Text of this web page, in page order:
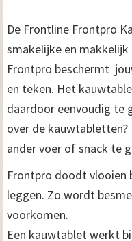
De Frontline Frontpro
smakelijke en
Frontpro beschermt
en teken. Het
daardoor eenvoudig te
over de
ander voer of snack te
Frontpro doodt vlooien
leggen. Zo wordt
voorkomen.
Een kauwtablet werkt